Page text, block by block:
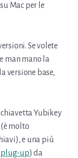
Mac per le
Se volete
man mano la
versione base,
Yubikey
molto
e una più
plug-up) da